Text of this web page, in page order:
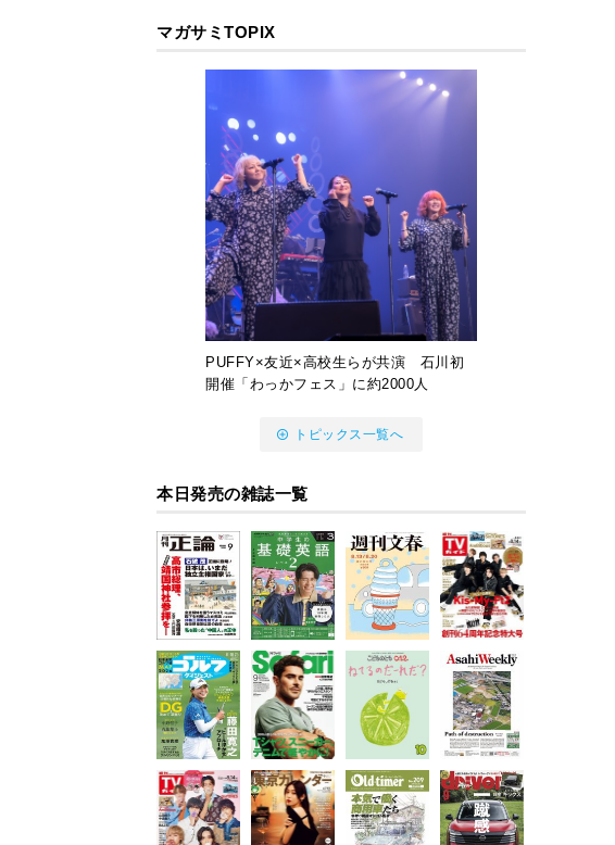
マガサミTOPIX
PUFFY×友近×高校生らが共演 石川初
開催「わっかフェス」に約2000人
トピックス一覧へ
本日発売の雑誌一覧